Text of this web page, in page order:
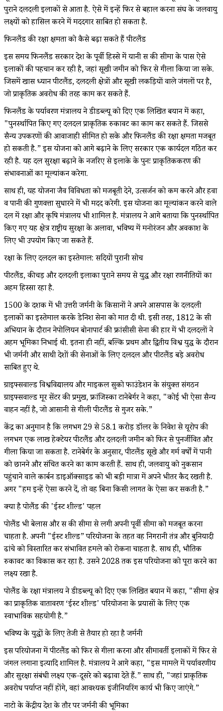
पुराने दलदली इलाकों से आता है. ऐसे में इन्हें फिर से बहाल करना संघ के जलवायु
लक्ष्यों को हासिल करने में मददगार साबित हो सकता है.
फिनलैंड की रक्षा क्षमता को कैसे बढ़ा सकते हैं पीटलैंड
इस समय फिनलैंड सरकार देश के पूर्वी हिस्से में यानी रूस की सीमा के पास ऐसे
इलाकों की पहचान कर रही है, जहां सूखी जमीन को फिर से गीला किया जा सके.
जिसमें खास ध्यान पीटलैंड, दलदली क्षेत्रों और सूखी लकड़ियों वाले जंगलों पर है,
जो प्राकृतिक अवरोध की तरह काम कर सकते हैं.
फिनलैंड के पर्यावरण मंत्रालय ने डीडब्ल्यू को दिए एक लिखित बयान में कहा,
"पुनर्स्थापित किए गए दलदल प्राकृतिक रुकावट का काम कर सकते हैं. जिससे
सैन्य उपकरणों की आवाजाही सीमित हो सके और फिनलैंड की रक्षा क्षमता मजबूत
हो सकती है.” इस योजना को आगे बढ़ाने के लिए सरकार एक कार्यदल गठित कर
रही है. यह दल सुरक्षा बढ़ाने के नजरिए से इलाके के पुनः प्राकृतिककरण की
संभावनाओं का मूल्यांकन करेगा.
साथ ही, यह योजना जैव विविधता को मजबूती देने, उत्सर्जन को कम करने और हवा
व पानी की गुणवत्ता सुधारने में भी मदद करेगी. इस योजना का मूल्यांकन करने वाले
दल में रक्षा और कृषि मंत्रालय भी शामिल है. मंत्रालय ने आगे बताया कि पुनर्स्थापित
किए गए यह क्षेत्र राष्ट्रीय सुरक्षा के अलावा, भविष्य में मनोरंजन और अवकाश के
लिए भी उपयोग किए जा सकते हैं.
रक्षा के लिए दलदल का इस्तेमाल: सदियों पुरानी सोच
पीटलैंड, कीचड़ और दलदली इलाका पुराने समय से युद्ध और रक्षा रणनीतियों का
अहम हिस्सा रहा है.
1500 के दशक में भी उत्तरी जर्मनी के किसानों ने अपने आसपास के दलदली
इलाकों का इस्तेमाल करके डेनिश सेना को मात दी थी. इसी तरह, 1812 के रूसी
अभियान के दौरान नेपोलियन बोनापार्ट की फ्रांसीसी सेना की हार में भी दलदलों ने
अहम भूमिका निभाई थी. इतना ही नहीं, बल्कि प्रथम और द्वितीय विश्व युद्ध के दौरान
भी जर्मनी और साथी देशों की सेनाओं के लिए दलदल और पीटलैंड बड़े अवरोध
साबित हुए थे.
ग्राइफ्सवाल्ड विश्वविद्यालय और माइकल सुको फाउंडेशन के संयुक्त संगठन
ग्राइफ्सवाल्ड मूर सेंटर की प्रमुख, फ्रांजिस्का टानेबेर्गर ने कहा, "कोई भी ऐसा सैन्य
वाहन नहीं है, जो आसानी से गीली पीटलैंड से गुजर सके.”
केंद्र का अनुमान है कि लगभग 29 से 58.1 करोड़ डॉलर के निवेश से यूरोप की
लगभग एक लाख हेक्टेयर पीटलैंड और दलदली जमीन को फिर से पुनर्जीवित और
गीला किया जा सकता है. टानेबेर्गर के अनुसार, पीटलैंड सूखे और गर्म वर्षों में पानी
को छानने और संचित करने का काम करती हैं. साथ ही, जलवायु को नुकसान
पहुंचाने वाले कार्बन डाइऑक्साइड को भी बड़ी मात्रा में अपने भीतर कैद रखती है.
अगर "हम इन्हें ऐसा करने दें, तो वह बिना किसी लागत के ऐसा कर सकती है.”
क्या है पोलैंड की 'ईस्ट शील्ड' पहल
पोलैंड भी बेलारूस और रूस की सीमा से लगी अपनी पूर्वी सीमा को मजबूत करना
चाहता है. अपनी "ईस्ट शील्ड” परियोजना के तहत वह निगरानी तंत्र और बुनियादी
ढांचे को विस्तारित कर संभावित हमले को रोकना चाहता है. साथ ही, भौतिक
रुकावट का विकास कर रहा है. उसने 2028 तक इस परियोजना को पूरा करने का
लक्ष्य रखा है.
पोलैंड के रक्षा मंत्रालय ने डीडब्ल्यू को दिए एक लिखित बयान में कहा, "सीमा क्षेत्र
का प्राकृतिक वातावरण ‘ईस्ट शील्ड' परियोजना के प्रयासों के लिए एक
स्वाभाविक सहयोगी है.”
भविष्य के युद्धों के लिए तेजी से तैयार हो रहा है जर्मनी
इस परियोजना में पीटलैंड को फिर से गीला करना और सीमावर्ती इलाकों में फिर से
जंगल लगाना इत्यादि शामिल है. मंत्रालय ने आगे कहा, "इस मामले में पर्यावरणीय
और सुरक्षा संबंधी लक्ष्य एक-दूसरे को बढ़ावा देते हैं.” साथ ही, "जहां प्राकृतिक
अवरोध पर्याप्त नहीं होंगे, वहां आवश्यक इंजीनियरिंग कार्य भी किए जाएंगे.”
नाटो के केंद्रीय देश के तौर पर जर्मनी की भूमिका